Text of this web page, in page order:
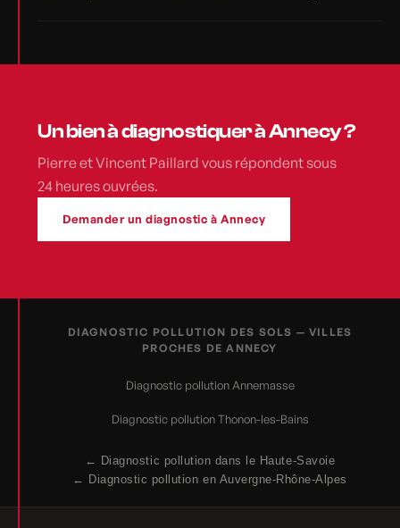
Un bien à diagnostiquer à Annecy ?
Pierre et Vincent Paillard vous répondent sous
24 heures ouvrées.
Demander un diagnostic à Annecy
DIAGNOSTIC POLLUTION DES SOLS — VILLES
PROCHES DE ANNECY
Diagnostic pollution Annemasse
Diagnostic pollution Thonon-les-Bains
← Diagnostic pollution dans le Haute-Savoie
← Diagnostic pollution en Auvergne-Rhône-Alpes